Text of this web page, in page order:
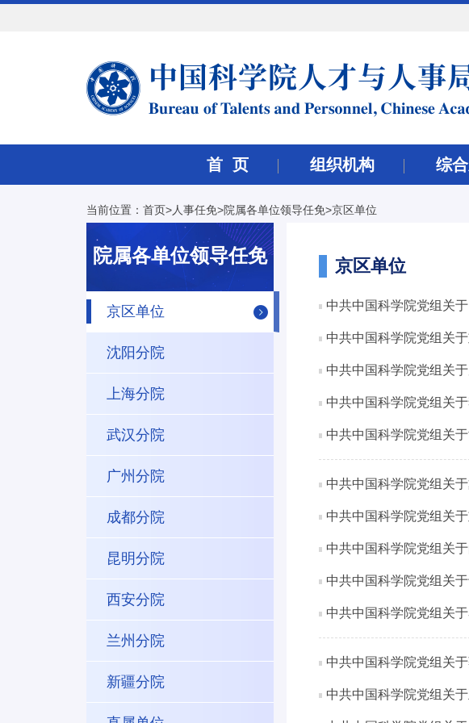
首 页 组织机构 综
当前位置： 首页>人事任免>院属各单位领导任免>京区单位
院属各单位领导任免
京区单位
沈阳分院
上海分院
武汉分院
广州分院
成都分院
昆明分院
西安分院
兰州分院
新疆分院
京区单位
中共中国科学院党组关
中共中国科学院党组关
中共中国科学院党组关
中共中国科学院党组关
中共中国科学院党组关
中共中国科学院党组关
中共中国科学院党组关
中共中国科学院党组关
中共中国科学院党组关
中共中国科学院党组关
中共中国科学院党组关
中共中国科学院党组关